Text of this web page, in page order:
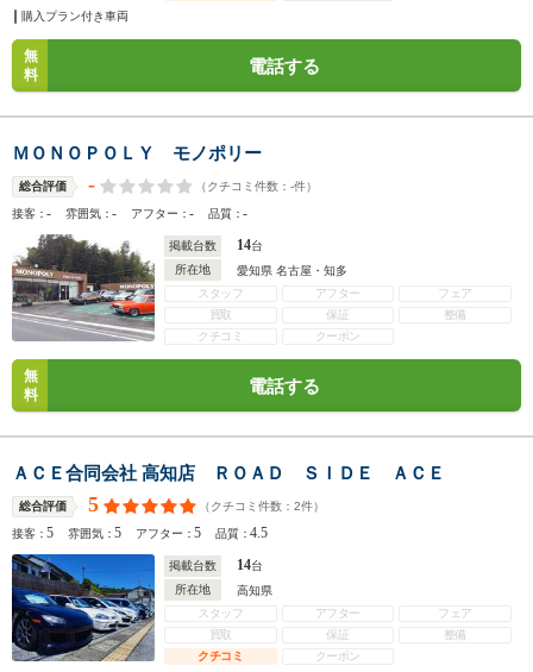
購入プラン付き車両
無
料
電話する
ＭＯＮＯＰＯＬＹ モノポリー
総合評価 - （クチコミ件数： -件）
接客：- 雰囲気：- アフター：- 品質：-
掲載台数 14台
所在地
愛知県 名古屋・知多
スタッフ
アフター
フェア
買取
保証
整備
クチコミ
クーポン
無
料
電話する
ＡＣＥ合同会社 高知店 ＲＯＡＤ ＳＩＤＥ ＡＣＥ
総合評価 5 （クチコミ件数： 2件）
接客：5 雰囲気：5 アフター：5 品質：4.5
掲載台数 14台
所在地
高知県
スタッフ
アフター
フェア
買取
保証
整備
クチコミ
クーポン